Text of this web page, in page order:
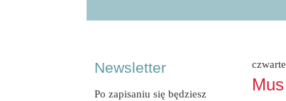
Newsletter
Po zapisaniu się będziesz